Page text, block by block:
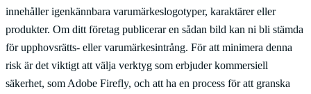
innehåller igenkännbara varumärkeslogotyper, karaktärer eller
produkter. Om ditt företag publicerar en sådan bild kan ni bli stämda
för upphovsrätts- eller varumärkesintrång. För att minimera denna
risk är det viktigt att välja verktyg som erbjuder kommersiell
säkerhet, som Adobe Firefly, och att ha en process för att granska